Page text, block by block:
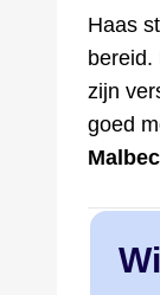
Haas
zijn
goed